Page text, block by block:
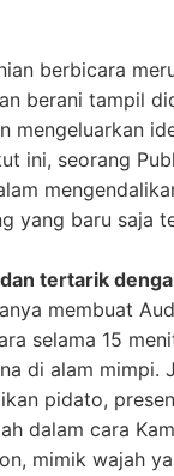
berbicara
berani tampil
mengeluarkan
ini, seorang
yang baru saja
tertarik
membuat
selama 15
di alam mimpi.
pidato,
dalam cara
mimik wajah